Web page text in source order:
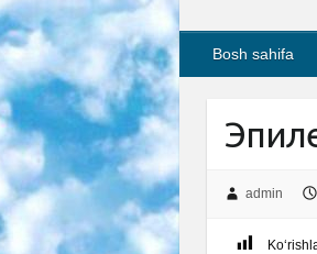
Bosh sahifa
admin